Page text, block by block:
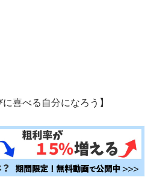
喜べる自分になろう】